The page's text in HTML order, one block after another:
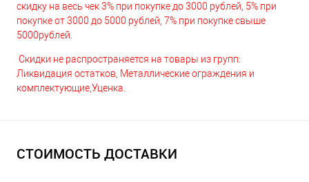
скидку на весь чек 3% при покупке до 3000 рублей, 5% при
покупке от 3000 до 5000 рублей, 7% при покупке свыше
5000рублей.
Скидки не распространяется на товары из групп:
Ликвидация остатков, Металлические ограждения и
комплектующие,Уценка.
СТОИМОСТЬ ДОСТАВКИ